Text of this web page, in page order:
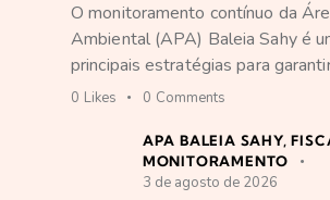
O monitoramento contínuo da
Ambiental (APA) Baleia Sahy é
principais estratégias para
0 Likes 0 Comments
APA BALEIA SAHY,
MONITORAMENTO
3 de agosto de 2026